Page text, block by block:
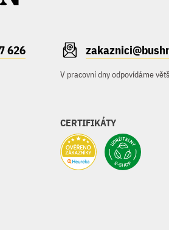
626
V pracovní dny odpovídáme
CERTIFIKÁTY